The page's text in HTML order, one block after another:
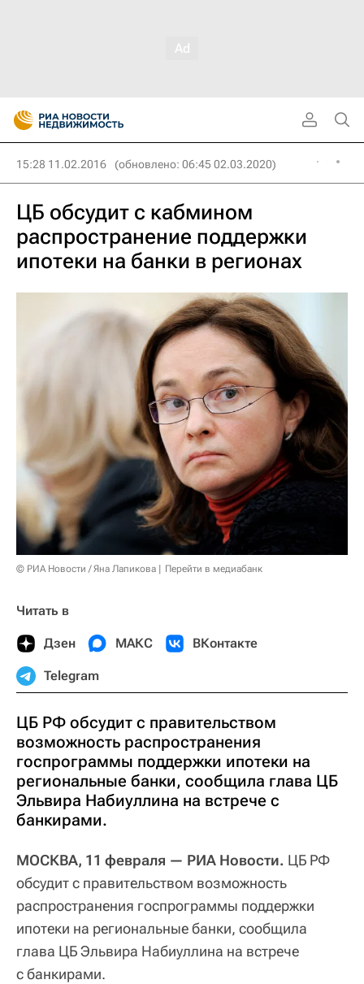
15:28 11.02.2016 (обновлено: 06:45 02.03.2020)
ЦБ обсудит с кабмином
распространение поддержки
ипотеки на банки в регионах
© РИА Новости / Яна Лапикова Перейти в медиабанк
Читать в
Дзен МАКС ВКонтакте
Telegram
ЦБ РФ обсудит с правительством
возможность распространения
госпрограммы поддержки ипотеки на
региональные банки, сообщила глава ЦБ
Эльвира Набиуллина на встрече с
банкирами.
МОСКВА, 11 февраля — РИА Новости. ЦБ РФ
обсудит с правительством возможность
распространения госпрограммы поддержки
ипотеки на региональные банки, сообщила
глава ЦБ Эльвира Набиуллина на встрече
с банкирами.